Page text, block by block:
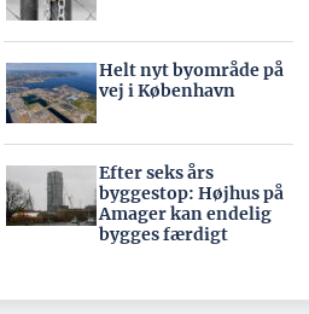
Helt nyt byområde på
vej i København
Efter seks års
byggestop: Højhus på
Amager kan endelig
bygges færdigt